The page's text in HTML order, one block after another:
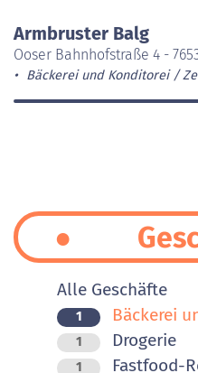
Armbruster Balg
Ooser Bahnhofstraße 4 -
Bäckerei und Konditorei
Alle Geschäfte
1 Bäckerei
1 Drogerie
1 Fastfood-